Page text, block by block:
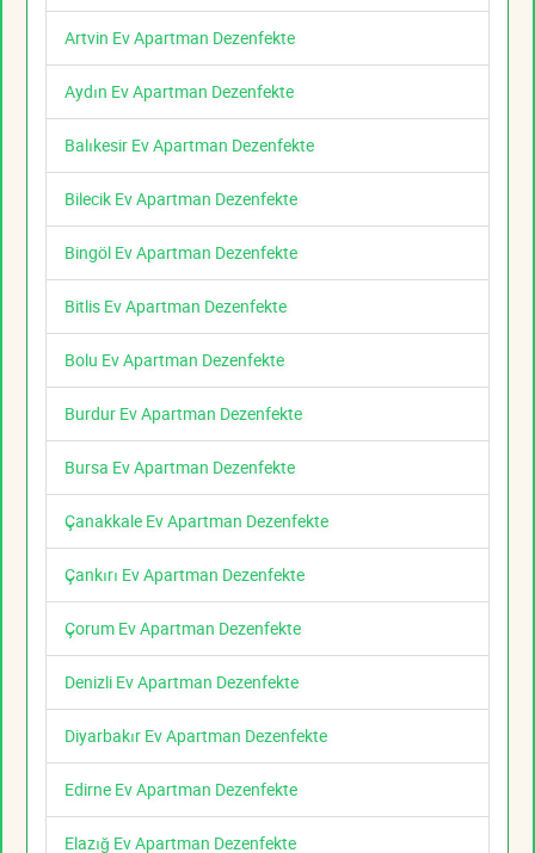
Artvin Ev Apartman Dezenfekte
Aydın Ev Apartman Dezenfekte
Balıkesir Ev Apartman Dezenfekte
Bilecik Ev Apartman Dezenfekte
Bingöl Ev Apartman Dezenfekte
Bitlis Ev Apartman Dezenfekte
Bolu Ev Apartman Dezenfekte
Burdur Ev Apartman Dezenfekte
Bursa Ev Apartman Dezenfekte
Çanakkale Ev Apartman Dezenfekte
Çankırı Ev Apartman Dezenfekte
Çorum Ev Apartman Dezenfekte
Denizli Ev Apartman Dezenfekte
Diyarbakır Ev Apartman Dezenfekte
Edirne Ev Apartman Dezenfekte
Elazığ Ev Apartman Dezenfekte